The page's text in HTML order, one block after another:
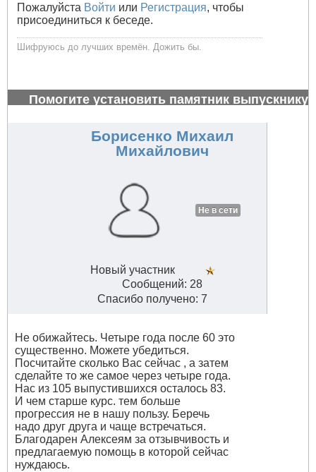
Пожалуйста Войти или Регистрация, чтобы
присоединиться к беседе.
Шифруюсь до лучших времён. Дожить бы.
Помогите установить памятник выпускнику
Борисенко Михаил
Михайлович
Не в сети
Новый участник
Сообщений: 28
Спасибо получено: 7
Не обижайтесь. Четыре года после 60 это
существенно. Можете убедиться.
Посчитайте сколько Вас сейчас , а затем
сделайте то же самое через четыре года.
Нас из 105 выпустившихся осталось 83.
И чем старше курс. тем больше
прогрессия не в нашу пользу. Беречь
надо друг друга и чаще встречаться.
Благодарен Алексеям за отзывчивость и
предлагаемую помощь в которой сейчас
нуждаюсь.